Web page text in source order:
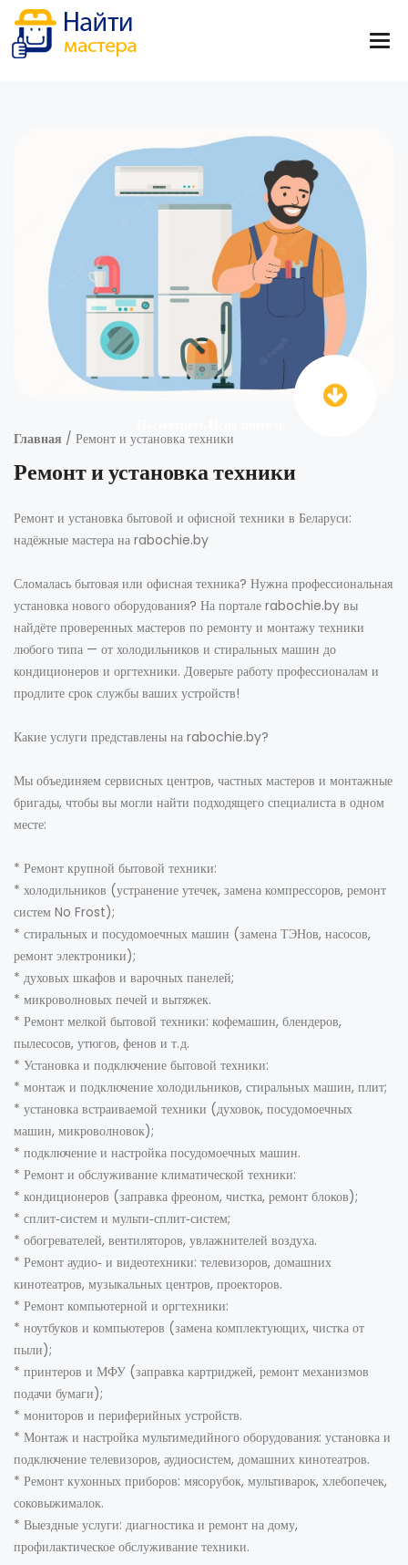
Главная / Ремонт и установка техники
Ремонт и установка техники
Ремонт и установка бытовой и офисной техники в Беларуси:
надёжные мастера на rabochie.by
Сломалась бытовая или офисная техника? Нужна профессиональная
установка нового оборудования? На портале rabochie.by вы
найдёте проверенных мастеров по ремонту и монтажу техники
любого типа — от холодильников и стиральных машин до
кондиционеров и оргтехники. Доверьте работу профессионалам и
продлите срок службы ваших устройств!
Какие услуги представлены на rabochie.by?
Мы объединяем сервисных центров, частных мастеров и монтажные
бригады, чтобы вы могли найти подходящего специалиста в одном
месте:
* Ремонт крупной бытовой техники:
* холодильников (устранение утечек, замена компрессоров, ремонт
систем No Frost);
* стиральных и посудомоечных машин (замена ТЭНов, насосов,
ремонт электроники);
* духовых шкафов и варочных панелей;
* микроволновых печей и вытяжек.
* Ремонт мелкой бытовой техники: кофемашин, блендеров,
пылесосов, утюгов, фенов и т. д.
* Установка и подключение бытовой техники:
* монтаж и подключение холодильников, стиральных машин, плит;
* установка встраиваемой техники (духовок, посудомоечных
машин, микроволновок);
* подключение и настройка посудомоечных машин.
* Ремонт и обслуживание климатической техники:
* кондиционеров (заправка фреоном, чистка, ремонт блоков);
* сплит‑систем и мульти‑сплит‑систем;
* обогревателей, вентиляторов, увлажнителей воздуха.
* Ремонт аудио‑ и видеотехники: телевизоров, домашних
кинотеатров, музыкальных центров, проекторов.
* Ремонт компьютерной и оргтехники:
* ноутбуков и компьютеров (замена комплектующих, чистка от
пыли);
* принтеров и МФУ (заправка картриджей, ремонт механизмов
подачи бумаги);
* мониторов и периферийных устройств.
* Монтаж и настройка мультимедийного оборудования: установка и
подключение телевизоров, аудиосистем, домашних кинотеатров.
* Ремонт кухонных приборов: мясорубок, мультиварок, хлебопечек,
соковыжималок.
* Выездные услуги: диагностика и ремонт на дому,
профилактическое обслуживание техники.